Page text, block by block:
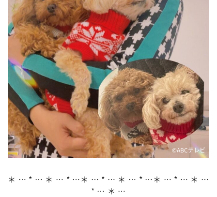
ＬＩＦＥ～夢のカタチ～
新婚さんいらっしゃい！
ポツンと一軒家
ザキ山小屋本館
ぺこぱのまるスポ
アナ回覧板
©️ABCテレビ
＊ … * … ＊ … * …＊ … * … ＊ … * …＊ … * … ＊ …
* … ＊ …